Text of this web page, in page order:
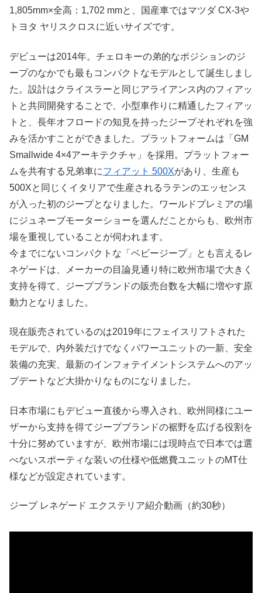
1,805mm×全高：1,702 mmと、国産車ではマツダ CX-3や
トヨタ ヤリスクロスに近いサイズです。
デビューは2014年。チェロキーの弟的なポジションのジ
ープのなかでも最もコンパクトなモデルとして誕生しまし
た。設計はクライスラーと同じアライアンス内のフィアッ
トと共同開発することで、小型車作りに精通したフィアッ
トと、長年オフロードの知見を持ったジープそれぞれを強
みを活かすことができました。プラットフォームは「GM
Smallwide 4×4アーキテクチャ」を採用。プラットフォー
ムを共有する兄弟車にフィアット 500Xがあり、生産も
500Xと同じくイタリアで生産されるラテンのエッセンス
が入った初のジープとなりました。ワールドプレミアの場
にジュネーブモーターショーを選んだことからも、欧州市
場を重視していることが伺われます。
今までにないコンパクトな「ベビージープ」とも言えるレ
ネゲードは、メーカーの目論見通り特に欧州市場で大きく
支持を得て、ジープブランドの販売台数を大幅に増やす原
動力となりました。
現在販売されているのは2019年にフェイスリフトされた
モデルで、内外装だけでなくパワーユニットの一新、安全
装備の充実、最新のインフォテイメントシステムへのアッ
プデートなど大掛かりなものになりました。
日本市場にもデビュー直後から導入され、欧州同様にユー
ザーから支持を得てジープブランドの裾野を広げる役割を
十分に努めていますが、欧州市場には現時点で日本では選
べないスポーティな装いの仕様や低燃費ユニットのMT仕
様などが設定されています。
ジープ レネゲード エクステリア紹介動画（約30秒）